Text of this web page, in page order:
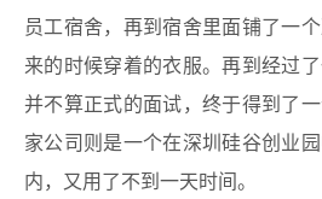
员工宿舍，再到宿舍里面铺了一
来的时候穿着的衣服。再到经过
并不算正式的面试，终于得到了
家公司则是一个在深圳硅谷创业
内，又用了不到一天时间。